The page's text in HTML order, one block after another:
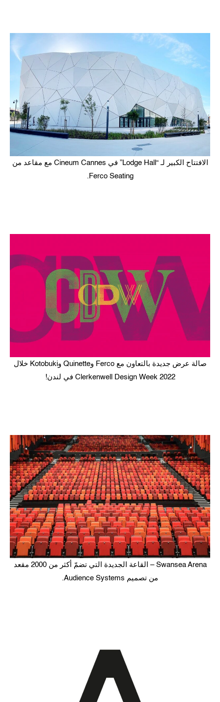
الافتتاح الكبير لـ “Lodge Hall” في Cineum Cannes مع مقاعد من
Ferco Seating.
صالة عرض جديدة بالتعاون مع Ferco وQuinette وKotobuki خلال
Clerkenwell Design Week 2022 في لندن!
Swansea Arena – القاعة الجديدة التي تضمّ أكثر من 2000 مقعد
من تصميم Audience Systems.